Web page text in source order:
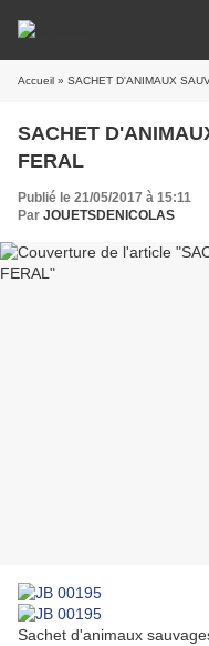
Accueil » SACHET D'ANIMAUX
SACHET
FERAL
Publié le 21/05/2017 à 15:11
Par JOUETSDENICOLAS
Sachet d'animaux